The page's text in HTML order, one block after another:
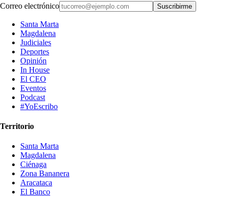
Correo electrónico Suscribirme
Santa Marta
Magdalena
Judiciales
Deportes
Opinión
In House
El CEO
Eventos
Podcast
#YoEscribo
Territorio
Santa Marta
Magdalena
Ciénaga
Zona Bananera
Aracataca
El Banco